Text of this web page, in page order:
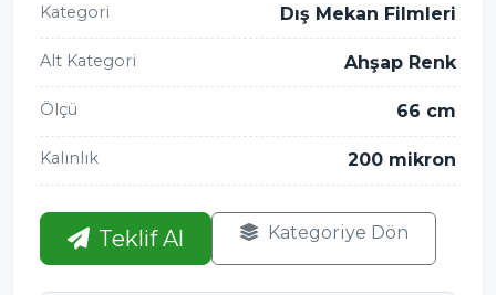
Kategori Dış Mekan Filmleri
Alt Kategori Ahşap Renk
Ölçü 66 cm
Kalınlık 200 mikron
Teklif Al Kategoriye Dön